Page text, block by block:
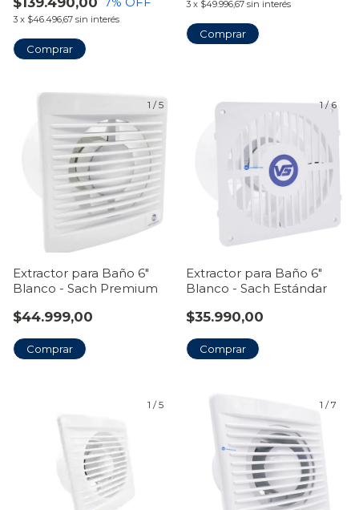
3 x $46.496,67 sin interés
Comprar
3 x $49.996,67 sin interés
Comprar
1 /5
Extractor para Baño 6"
Blanco - Sach Premium
$44.999,00
Comprar
1/6
Extractor para Baño 6"
Blanco - Sach Estándar
$35.990,00
Comprar
1 /5 1 /7